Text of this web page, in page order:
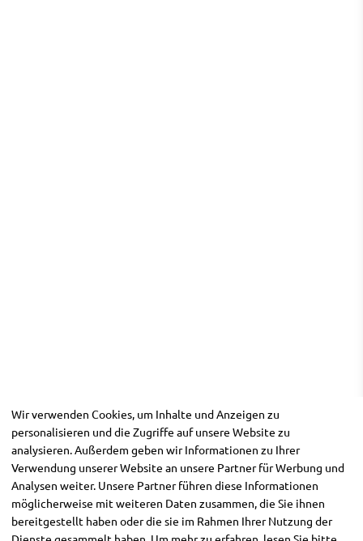
Wir verwenden Cookies, um Inhalte und Anzeigen zu
personalisieren und die Zugriffe auf unsere Website zu
analysieren. Außerdem geben wir Informationen zu Ihrer
Verwendung unserer Website an unsere Partner für Werbung und
Analysen weiter. Unsere Partner führen diese Informationen
möglicherweise mit weiteren Daten zusammen, die Sie ihnen
bereitgestellt haben oder die sie im Rahmen Ihrer Nutzung der